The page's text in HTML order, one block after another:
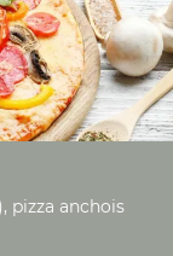
pizza anchois